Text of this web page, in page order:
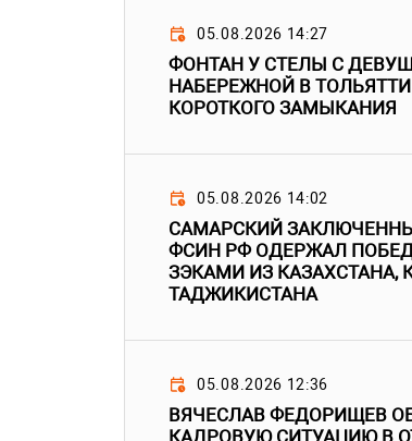
05.08.2026 14:27
ФОНТАН У СТЕЛЫ С
НАБЕРЕЖНОЙ В ТОЛЬЯТТИ
КОРОТКОГО ЗАМЫКАНИЯ
05.08.2026 14:02
САМАРСКИЙ
ФСИН РФ ОДЕРЖАЛ
ЗЭКАМИ ИЗ КАЗАХСТАНА,
ТАДЖИКИСТАНА
05.08.2026 12:36
ВЯЧЕСЛАВ ФЕДОРИЩЕВ